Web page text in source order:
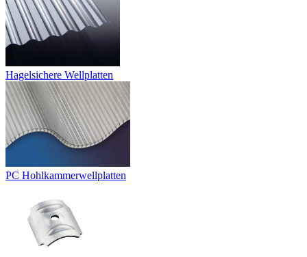
Hagelsichere Wellplatten
PC Hohlkammerwellplatten